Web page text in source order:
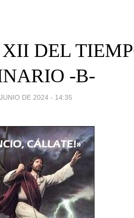
DEL
-B-
DE 2024 - 14:35